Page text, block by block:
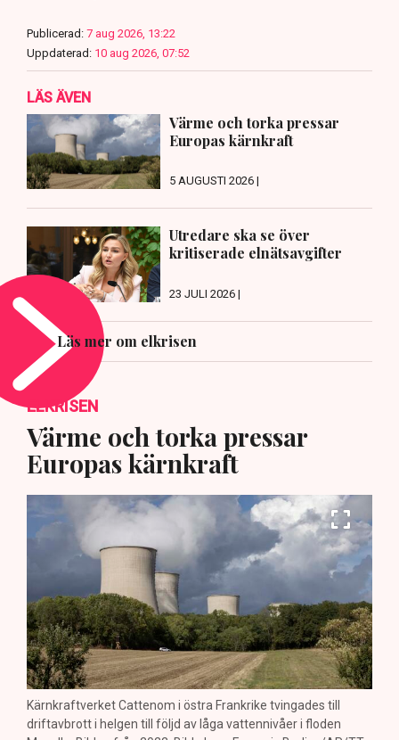
Publicerad: 7 aug 2026, 13:22
Uppdaterad: 10 aug 2026, 07:52
LÄS ÄVEN
Värme och torka pressar
Europas kärnkraft
5 AUGUSTI 2026 |
Utredare ska se över
kritiserade elnätsavgifter
23 JULI 2026 |
Läs mer om elkrisen
ELKRISEN
Värme och torka pressar
Europas kärnkraft
Kärnkraftverket Cattenom i östra Frankrike tvingades till
driftavbrott i helgen till följd av låga vattennivåer i floden